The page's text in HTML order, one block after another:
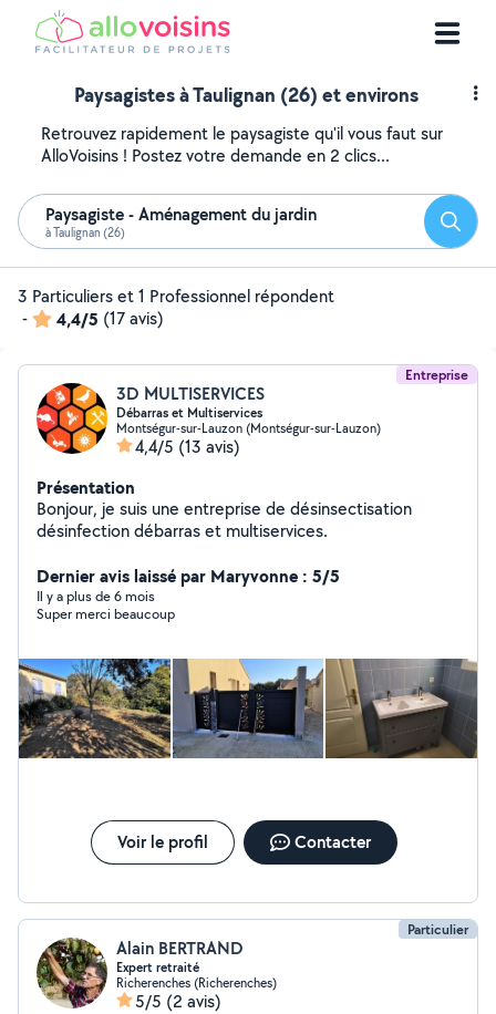
Paysagistes à Taulignan (26) et environs
Retrouvez rapidement le paysagiste qu'il vous faut sur
AlloVoisins ! Postez votre demande en 2 clics...
Paysagiste - Aménagement du jardin
à Taulignan (26)
3 Particuliers et 1 Professionnel répondent
-
4,4/5 (17 avis)
Entreprise
3D MULTISERVICES
Débarras et Multiservices
Montségur-sur-Lauzon (Montségur-sur-Lauzon)
4,4/5 (13 avis)
Présentation
Bonjour, je suis une entreprise de désinsectisation
désinfection débarras et multiservices.
Dernier avis laissé par Maryvonne : 5/5
Il y a plus de 6 mois
Super merci beaucoup
Voir le profil Contacter
Particulier
Alain BERTRAND
Expert retraité
Richerenches (Richerenches)
5/5 (2 avis)